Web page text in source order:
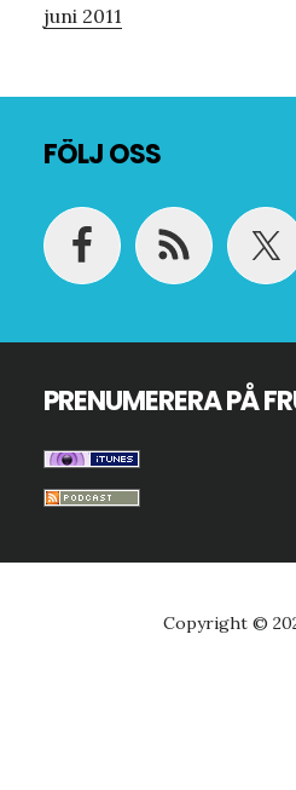
juni 2011
FÖLJ OSS
PRENUMERERA PÅ
Copyright ©